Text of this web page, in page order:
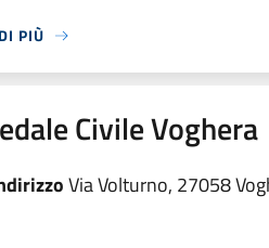
PIÙ
Civile Voghera
Via Volturno, 27058